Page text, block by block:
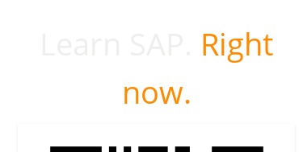
Right
now.